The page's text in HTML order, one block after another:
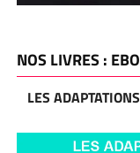
NOS LIVRES :
LES